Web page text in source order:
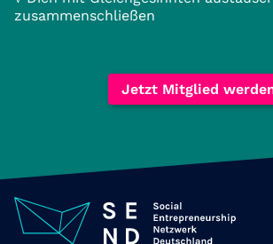
zusammenschließen
Jetzt Mitglied